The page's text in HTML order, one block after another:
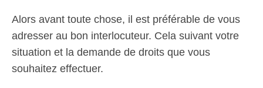
Alors avant toute chose, il est préférable de vous
adresser au bon interlocuteur. Cela suivant votre
situation et la demande de droits que vous
souhaitez effectuer.